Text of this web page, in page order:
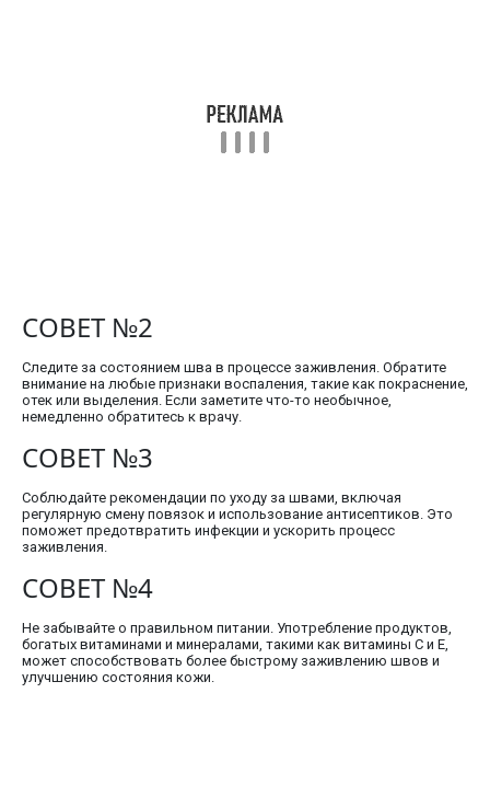
СОВЕТ №2
Следите за состоянием шва в процессе заживления. Обратите
внимание на любые признаки воспаления, такие как покраснение,
отек или выделения. Если заметите что-то необычное,
немедленно обратитесь к врачу.
СОВЕТ №3
Соблюдайте рекомендации по уходу за швами, включая
регулярную смену повязок и использование антисептиков. Это
поможет предотвратить инфекции и ускорить процесс
заживления.
СОВЕТ №4
Не забывайте о правильном питании. Употребление продуктов,
богатых витаминами и минералами, такими как витамины C и E,
может способствовать более быстрому заживлению швов и
улучшению состояния кожи.